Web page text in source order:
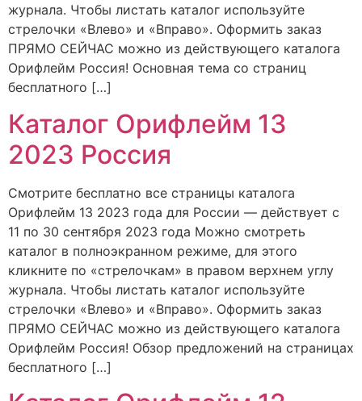
журнала. Чтобы листать каталог используйте
стрелочки «Влево» и «Вправо». Оформить заказ
ПРЯМО СЕЙЧАС можно из действующего каталога
Орифлейм Россия! Основная тема со страниц
бесплатного […]
Каталог Орифлейм 13
2023 Россия
Смотрите бесплатно все страницы каталога
Орифлейм 13 2023 года для России — действует с
11 по 30 сентября 2023 года Можно смотреть
каталог в полноэкранном режиме, для этого
кликните по «стрелочкам» в правом верхнем углу
журнала. Чтобы листать каталог используйте
стрелочки «Влево» и «Вправо». Оформить заказ
ПРЯМО СЕЙЧАС можно из действующего каталога
Орифлейм Россия! Обзор предложений на страницах
бесплатного […]